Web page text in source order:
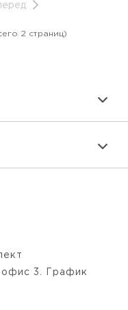
2 страниц)
3. График